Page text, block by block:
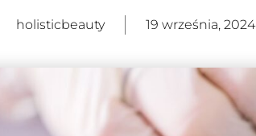
holisticbeauty 19 września, 2024